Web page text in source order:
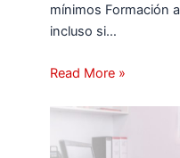
mínimos Formación
incluso si…
Read More »